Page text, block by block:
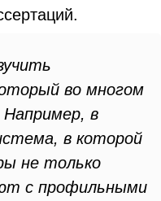
во многом
в
в которой
не только
с профильными